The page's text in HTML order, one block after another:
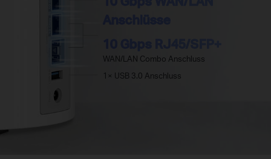
WAN/LAN Combo Anschluss
1× USB 3.0 Anschluss